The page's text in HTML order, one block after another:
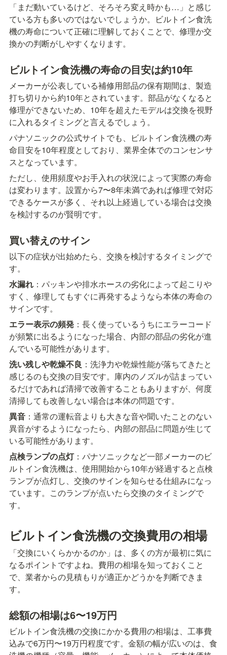
「まだ動いているけど、そろそろ変え時かも…」と感じ
ている方も多いのではないでしょうか。ビルトイン食洗
機の寿命について正確に理解しておくことで、修理か交
換かの判断がしやすくなります。
ビルトイン食洗機の寿命の目安は約10年
メーカーが公表している補修用部品の保有期間は、製造
打ち切りから約10年とされています。部品がなくなると
修理ができないため、10年を超えたモデルは交換を視野
に入れるタイミングと言えるでしょう。
パナソニックの公式サイトでも、ビルトイン食洗機の寿
命目安を10年程度としており、業界全体でのコンセンサ
スとなっています。
ただし、使用頻度やお手入れの状況によって実際の寿命
は変わります。設置から7〜8年未満であれば修理で対応
できるケースが多く、それ以上経過している場合は交換
を検討するのが賢明です。
買い替えのサイン
以下の症状が出始めたら、交換を検討するタイミングで
す。
水漏れ ：パッキンや排水ホースの劣化によって起こりや
すく、修理してもすぐに再発するようなら本体の寿命の
サインです。
エラー表示の頻発 ：長く使っているうちにエラーコード
が頻繁に出るようになった場合、内部の部品の劣化が進
んでいる可能性があります。
洗い残しや乾燥不良 ：洗浄力や乾燥性能が落ちてきたと
感じるのも交換の目安です。庫内のノズルが詰まってい
るだけであれば清掃で改善することもありますが、何度
清掃しても改善しない場合は本体の問題です。
異音 ：通常の運転音よりも大きな音や聞いたことのない
異音がするようになったら、内部の部品に問題が生じて
いる可能性があります。
点検ランプの点灯：パナソニックなど一部メーカーのビ
ルトイン食洗機は、使用開始から10年が経過すると点検
ランプが点灯し、交換のサインを知らせる仕組みになっ
ています。このランプが点いたら交換のタイミングで
す。
ビルトイン食洗機の交換費用の相場
「交換にいくらかかるのか」は、多くの方が最初に気に
なるポイントですよね。費用の相場を知っておくこと
で、業者からの見積もりが適正かどうかを判断できま
す。
総額の相場は6〜19万円
ビルトイン食洗機の交換にかかる費用の相場は、工事費
込みで6万円〜19万円程度です。金額の幅が広いのは、食